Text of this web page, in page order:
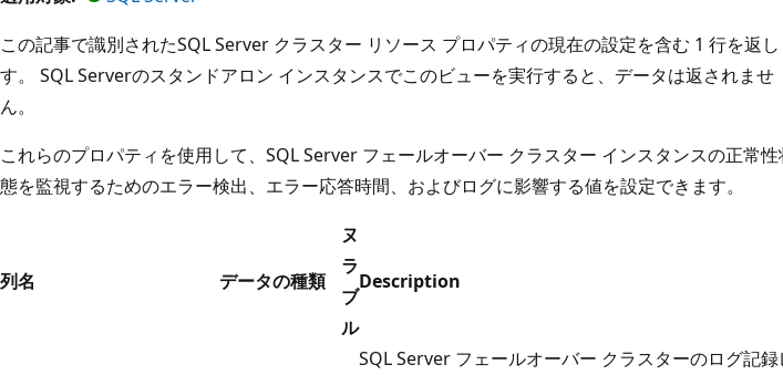
この記事で識別されたSQL Server クラスター リソース プロパティの現在の設定を含む 1 行を返し
す。 SQL Serverのスタンドアロン インスタンスでこのビューを実行すると、データは返されませ
ん。
これらのプロパティを使用して、SQL Server フェールオーバー クラスター インスタンスの正常性
態を監視するためのエラー検出、エラー応答時間、およびログに影響する値を設定できます。
列名 データの種類
ヌ
ラ
ブ
ル
Description
SQL Server フェールオーバー クラスターのログ記録